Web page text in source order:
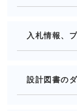
入札情報、
設計図書の